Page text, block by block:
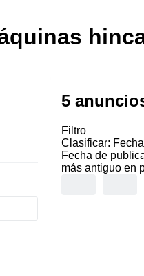
5
Filtro
Clasificar:
Fecha de
más antiguo en